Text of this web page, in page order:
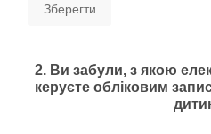
2. Ви забули, з якою
керуєте обліковим